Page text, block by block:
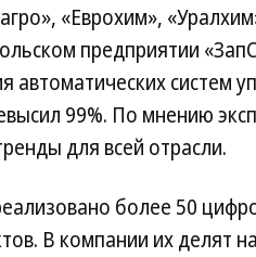
«Еврохим»,
предприятии
автоматических систем
99%. По мнению
для всей отрасли.
более 50
В компании их делят